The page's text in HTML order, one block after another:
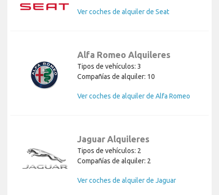
Ver coches de alquiler de Seat
Alfa Romeo Alquileres
Tipos de vehículos: 3
Compañías de alquiler: 10
Ver coches de alquiler de Alfa Romeo
Jaguar Alquileres
Tipos de vehículos: 2
Compañías de alquiler: 2
Ver coches de alquiler de Jaguar